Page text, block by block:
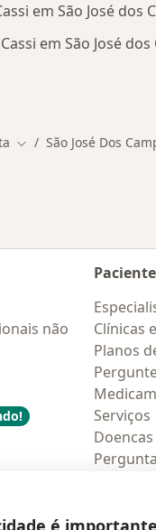
em São José dos
em São José dos
Mudar de cidade
São José Dos
não
Clínicas
Planos
Serviços
Doencas
é